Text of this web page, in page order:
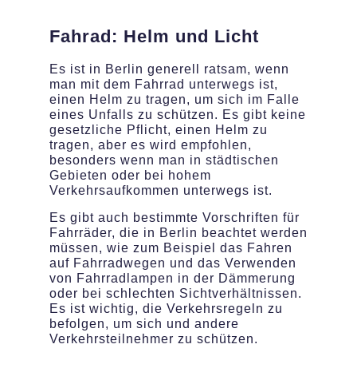
Fahrad: Helm und Licht
Es ist in Berlin generell ratsam, wenn
man mit dem Fahrrad unterwegs ist,
einen Helm zu tragen, um sich im Falle
eines Unfalls zu schützen. Es gibt keine
gesetzliche Pflicht, einen Helm zu
tragen, aber es wird empfohlen,
besonders wenn man in städtischen
Gebieten oder bei hohem
Verkehrsaufkommen unterwegs ist.
Es gibt auch bestimmte Vorschriften für
Fahrräder, die in Berlin beachtet werden
müssen, wie zum Beispiel das Fahren
auf Fahrradwegen und das Verwenden
von Fahrradlampen in der Dämmerung
oder bei schlechten Sichtverhältnissen.
Es ist wichtig, die Verkehrsregeln zu
befolgen, um sich und andere
Verkehrsteilnehmer zu schützen.